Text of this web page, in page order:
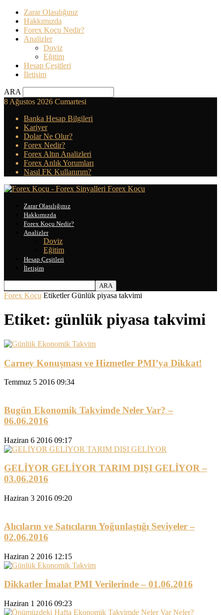
Zarar Olasılığınız
Hakkımızda
Forex Koçu Nedir?
Analizler
Doviz
Eğitim
Hesap Çeşitleri
İletişim
ARA
8 Ağustos 2026 Cumartesi
Banka Hesap Bilgileri
Kariyer
Dolar Ne Olur?
Forex Nedir?
Forex Altın Analizleri
Forex Anlık Yorumları
Nasıl FK Kullanırım?
Forex Koçu
Zarar Olasılığınız
Hakkımızda
Forex Koçu Nedir?
Analizler
Doviz
Eğitim
Hesap Çeşitleri
İletişim
Forex Koçu Etiketler Günlük piyasa takvimi
Etiket: günlük piyasa takvimi
Carney Konuşması ve Hizmetler PMI’ya Dikkat!
Temmuz 5 2016 09:34
Bugün Ekonomik Takvimde Neler Var? –
06.06.2016
Haziran 6 2016 09:17
GELİYOR GELİYOR TARIM DIŞI GELİYOR –
03.06.2016
Haziran 3 2016 09:20
Alıcıların ve Satıcıların Yoğunlaştığı Seviyeler –
02.06.2016
Haziran 2 2016 12:15
Dikkatler İmalat PMI Verilerinde – 01.06.2016
Haziran 1 2016 09:23